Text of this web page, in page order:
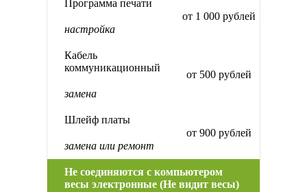
Программа печати
настройка
от 1 000 рублей
Кабель
коммуникационный
замена
от 500 рублей
Шлейф платы
замена или ремонт
от 900 рублей
Не соединяются с компьютером
весы электронные (Не видит весы)